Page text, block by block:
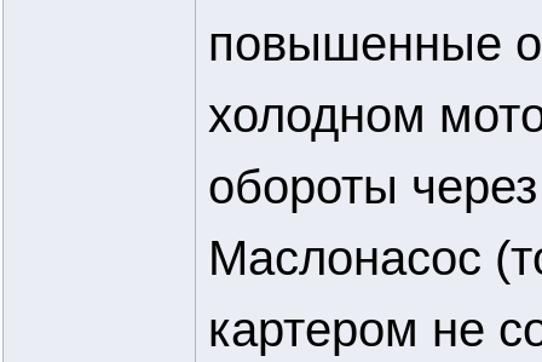
повышенные
холодном
обороты
Маслонасос
картером не